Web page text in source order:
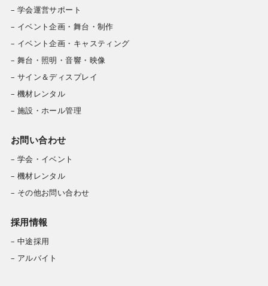
– 学会運営サポート
– イベント企画・舞台・制作
– イベント企画・キャスティング
– 舞台・照明・音響・映像
– サイン＆ディスプレイ
– 機材レンタル
– 施設・ホール管理
お問い合わせ
– 学会・イベント
– 機材レンタル
– その他お問い合わせ
採用情報
– 中途採用
– アルバイト